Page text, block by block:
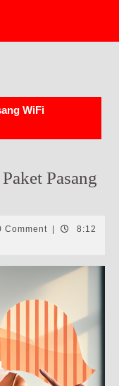
WiFi
Pasang
Comment
8:12